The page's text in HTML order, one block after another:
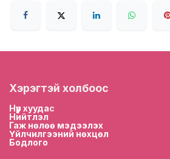
Хэрэгтэй холбоос
Нүүр хуудас
Нийтлэл
Гаж нөлөө мэдээлэх
Үйлчилгээний нөхцөл
Бодлого